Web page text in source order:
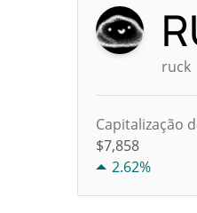
ruck
Capitalização
$7,858
2.62%